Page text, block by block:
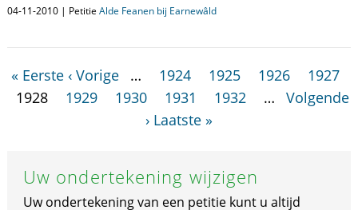
04-11-2010 | Petitie Alde Feanen bij Earnewâld
« Eerste ‹ Vorige … 1924 1925 1926
1927
1928
1929 1930 1931 1932 …
Volgende
› Laatste »
Uw ondertekening wijzigen
Uw ondertekening van een petitie kunt u altijd